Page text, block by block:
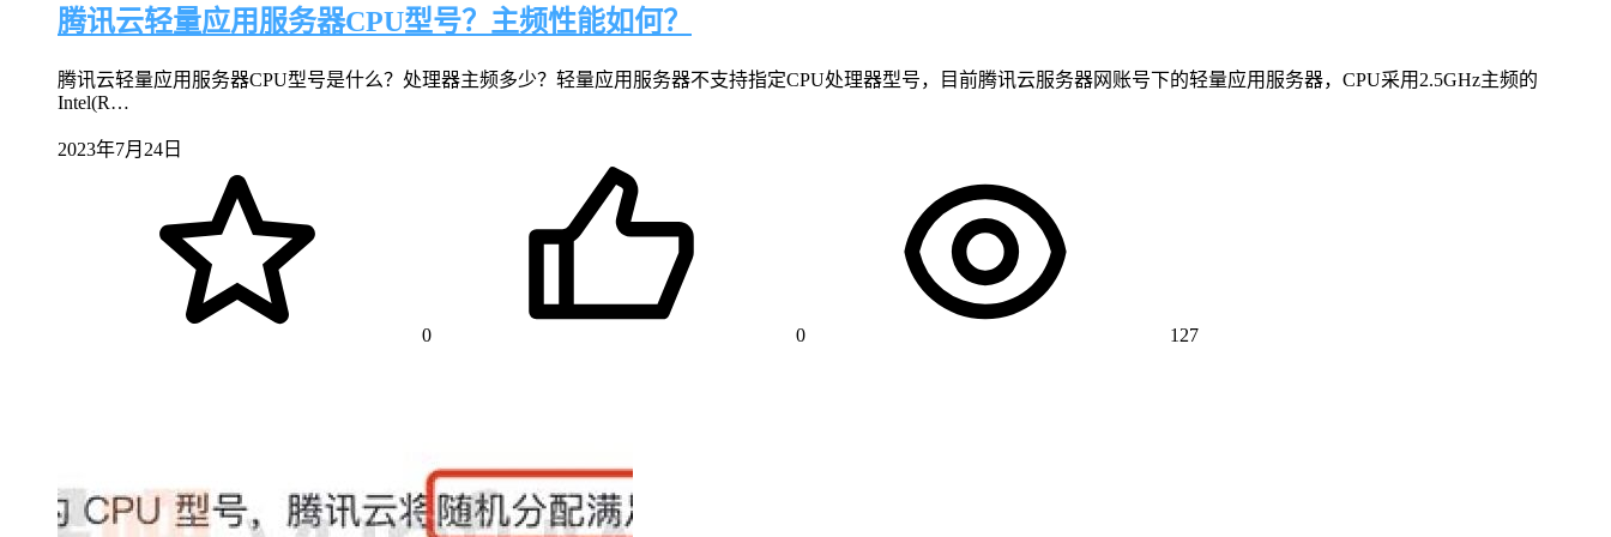
腾讯云轻量应用服务器CPU型号？主频性能如何？
腾讯云轻量应用服务器CPU型号是什么？处理器主频多少？轻量应用服务器不支持指定CPU处理器型号，目前腾讯云服务器网账号下的轻量应用服务器，CPU采用2.5GHz主频的
Intel(R…
2023年7月24日
0 0 127